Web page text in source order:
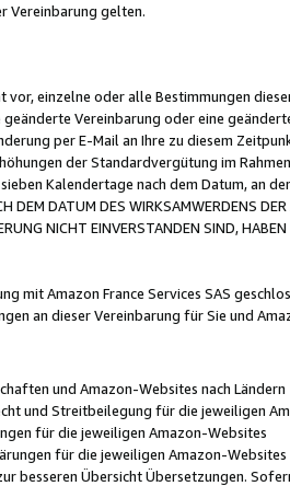
Vereinbarung gelten.
vor, einzelne oder alle Bestimmungen
Vereinbarung oder eine
per E-Mail an Ihre zu diesem
der Standardvergütung im
Kalendertage nach dem Datum, an
DEM DATUM DES WIRKSAMWERDENS
NICHT EINVERSTANDEN SIND,
mit Amazon France Services SAS
an dieser Vereinbarung für Sie und
und Amazon-Websites nach Ländern
und Streitbeilegung für die jeweiligen
für die jeweiligen Amazon-Websites
für die jeweiligen Amazon-Websites
besseren Übersicht Übersetzungen.